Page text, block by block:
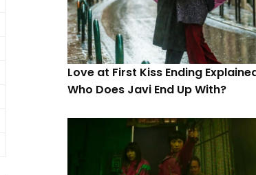
Love at First Kiss Ending
Who Does Javi End Up With?